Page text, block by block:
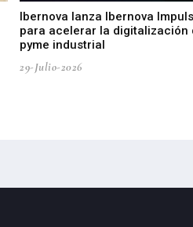
Ibernova lanza Ibernova
para acelerar la digitalización
pyme industrial
29-Julio-2026